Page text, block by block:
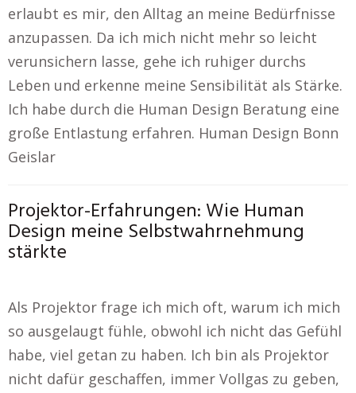
erlaubt es mir, den Alltag an meine Bedürfnisse
anzupassen. Da ich mich nicht mehr so leicht
verunsichern lasse, gehe ich ruhiger durchs
Leben und erkenne meine Sensibilität als Stärke.
Ich habe durch die Human Design Beratung eine
große Entlastung erfahren. Human Design Bonn
Geislar
Projektor-Erfahrungen: Wie Human
Design meine Selbstwahrnehmung
stärkte
Als Projektor frage ich mich oft, warum ich mich
so ausgelaugt fühle, obwohl ich nicht das Gefühl
habe, viel getan zu haben. Ich bin als Projektor
nicht dafür geschaffen, immer Vollgas zu geben,